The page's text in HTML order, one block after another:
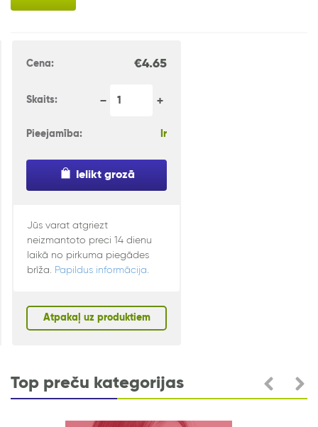
Cena: €4.65
Skaits:
Pieejamība: Ir
Ielikt grozā
Jūs varat atgriezt
neizmantoto preci 14 dienu
laikā no pirkuma piegādes
brīža. Papildus informācija.
Atpakaļ uz produktiem
Top preču kategorijas